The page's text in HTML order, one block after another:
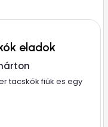
eladok
tacskók fiúk es egy